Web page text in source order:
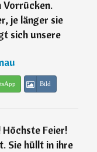
Vorrücken.
je länger sie
sich unsere
Bild
Feier!
Sie hüllt in ihre